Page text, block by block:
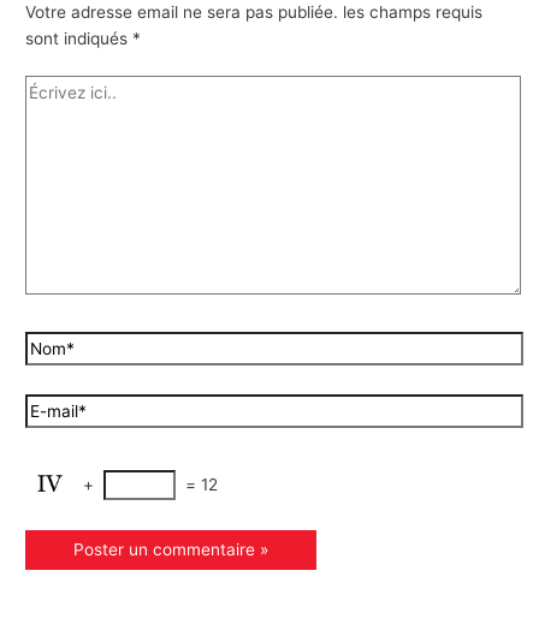
Votre adresse email ne sera pas publiée. les champs requis
sont indiqués *
+ = 12